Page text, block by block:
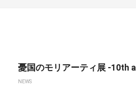
憂国のモリアーティ展 -10th
NEWS